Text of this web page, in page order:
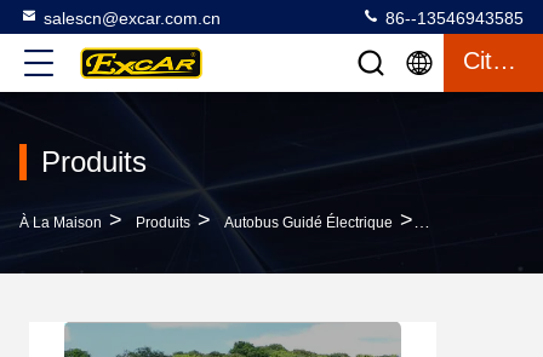
salescn@excar.com.cn 86--13546943585
Citation
Produits
À La Maison > Produits > Autobus Guidé Électrique >